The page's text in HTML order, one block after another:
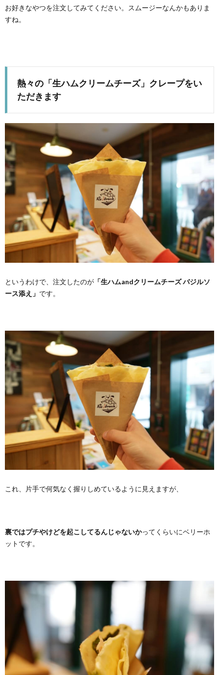
お好きなやつを注文してみてください。スムージーなんかもありま
すね。
熱々の「生ハムクリームチーズ」クレープをい
ただきます
というわけで、注文したのが 「生ハムandクリームチーズ バジルソ
ース添え」 です。
これ、片手で何気なく握りしめているように見えますが、
裏ではプチやけどを起こしてるんじゃないかってくらいにベリーホ
ットです。